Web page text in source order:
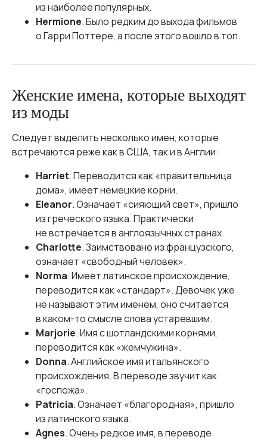
из наиболее популярных.
Hermione. Было редким до выхода фильмов
о Гарри Поттере, а после этого вошло в топ.
Женские имена, которые выходят
из моды
Следует выделить несколько имен, которые
встречаются реже как в США, так и в Англии:
Harriet. Переводится как «правительница
дома», имеет немецкие корни.
Eleanor. Означает «сияющий свет», пришло
из греческого языка. Практически
не встречается в англоязычных странах.
Charlotte. Заимствовано из французского,
означает «свободный человек».
Norma. Имеет латинское происхождение,
переводится как «стандарт». Девочек уже
не называют этим именем, оно считается
в каком-то смысле слова устаревшим.
Marjorie. Имя с шотландскими корнями,
переводится как «жемчужина».
Donna. Английское имя итальянского
происхождения. В переводе звучит как
«госпожа».
Patricia. Означает «благородная», пришло
из латинского языка.
Agnes. Очень редкое имя, в переводе